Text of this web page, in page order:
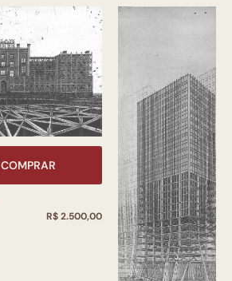
COMPRAR
R$ 2.500,00